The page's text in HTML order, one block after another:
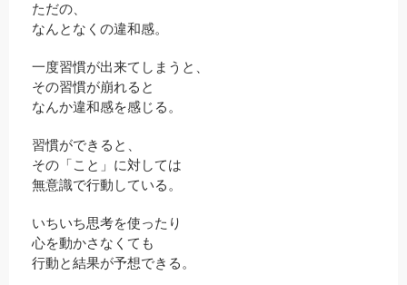
ただの、
なんとなくの違和感。
一度習慣が出来てしまうと、
その習慣が崩れると
なんか違和感を感じる。
習慣ができると、
その「こと」に対しては
無意識で行動している。
いちいち思考を使ったり
心を動かさなくても
行動と結果が予想できる。